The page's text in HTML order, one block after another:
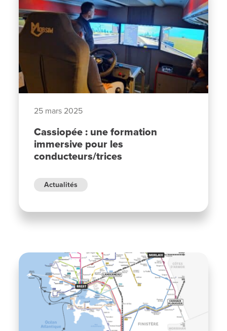
25 mars 2025
Cassiopée : une formation
immersive pour les
conducteurs/trices
Actualités